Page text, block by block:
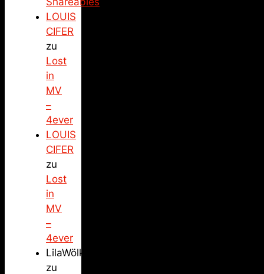
LOUIS
CIFER
zu
Lost
in
MV
–
4ever
LOUIS
CIFER
zu
Lost
in
MV
–
4ever
LilaWölkchen
zu